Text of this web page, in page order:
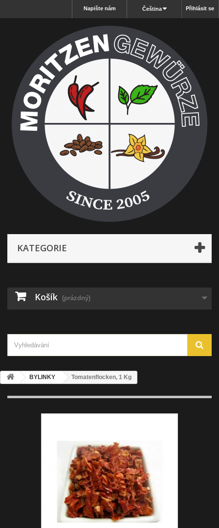
Přihlásit se
Čeština
Napište nám
KATEGORIE
Košík (prázdný)
BYLINKY Tomatenflocken, 1 Kg